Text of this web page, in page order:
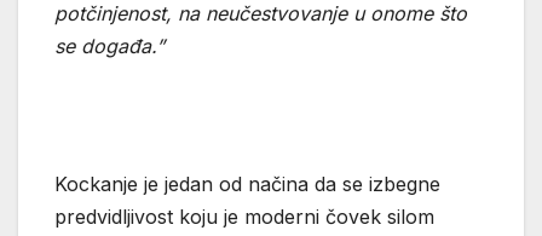
potčinjenost, na neučestvovanje u onome što
se događa.”
Kockanje je jedan od načina da se izbegne
predvidljivost koju je moderni čovek silom